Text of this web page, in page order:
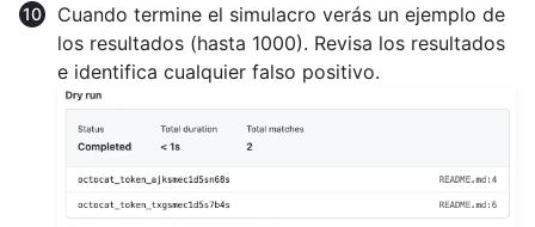
Cuando termine el simulacro verás un ejemplo de
los resultados (hasta 1000). Revisa los resultados
e identifica cualquier falso positivo.